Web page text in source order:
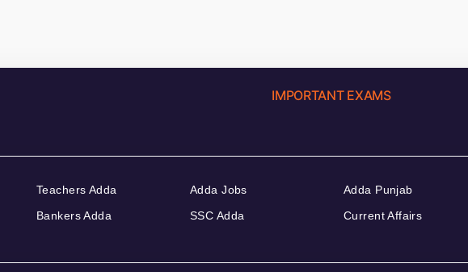
IMPORTANT EXAMS
Teachers Adda
Bankers Adda
Adda Jobs
SSC Adda
Adda Punjab
Current Affairs